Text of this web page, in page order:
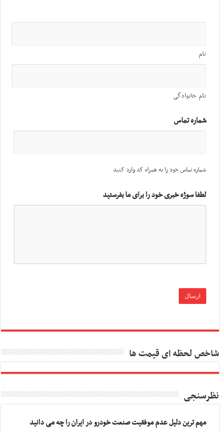
نام
نام خانوادگی
شماره تماس
شماره تماس خود را به همراه کد وارد کنید
لطفا سوژه خبری خود را برای ما بفرستید
شاخص لحظه ای قیمت ها
نظرسنجی
مهم ترین دلیل عدم موفقیت صنعت خودرو در ایران را چه می دانید